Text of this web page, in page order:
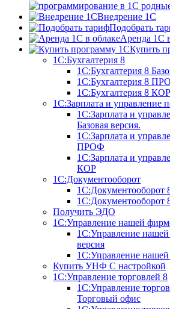
Внедрение 1С
Подобрать
Аренда 1С
Купить
1С:Бухгалтерия 8
1С:Бухгалтерия 8
1С:Бухгалтерия 8
1С:Бухгалтерия 8
1С:Зарплата и управление
1С:Зарплата и
Базовая версия.
1С:Зарплата и
ПРОФ
1С:Зарплата и
КОР
1С:Документооборот
Получить ЭДО
1С:Управление нашей
1С:Управление
версия
1С:Управление
Купить УНФ С настройкой
1С:Управление торговлей 8
1С:Управление
Торговый офис